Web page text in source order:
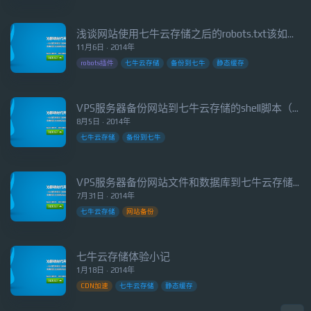
11月6日 · 2014年
浅谈网站使用七牛云存储之后的robots.txt该如何设置？
robots插件 七牛云存储 备份到七牛 静态缓存
8月5日 · 2014年
VPS服务器备份网站到七牛云存储的shell脚本（第二版）
七牛云存储 备份到七牛
7月31日 · 2014年
VPS服务器备份网站文件和数据库到七牛云存储的shell脚本工具
七牛云存储 网站备份
1月18日 · 2014年
七牛云存储体验小记
CDN加速 七牛云存储 静态缓存